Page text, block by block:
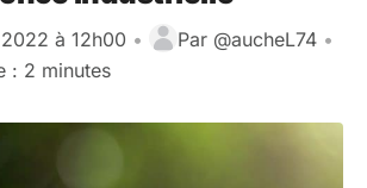
à 12h00 • Par @aucheL74 •
: 2 minutes